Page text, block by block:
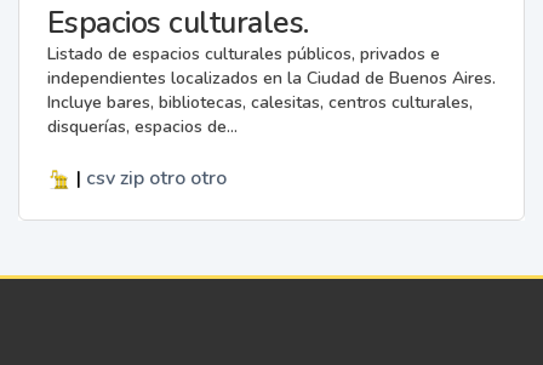
Espacios culturales.
Listado de espacios culturales públicos, privados e
independientes localizados en la Ciudad de Buenos Aires.
Incluye bares, bibliotecas, calesitas, centros culturales,
disquerías, espacios de...
| csv zip otro otro